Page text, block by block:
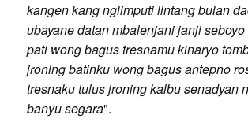
kangen kang nglimputi lintang bulan
ubayane datan mbalenjani janji
pati wong bagus tresnamu kinaryo
jroning batinku wong bagus antepno
tresnaku tulus jroning kalbu senadyan
banyu segara".